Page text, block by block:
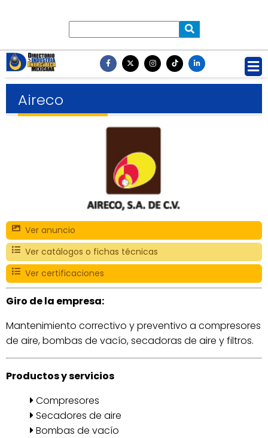
Aireco
Ver anuncio
Ver catálogos o fichas técnicas
Ver certificaciones
Giro de la empresa:
Mantenimiento correctivo y preventivo a compresores
de aire, bombas de vacío, secadoras de aire y filtros.
Productos y servicios
Compresores
Secadores de aire
Bombas de vacío